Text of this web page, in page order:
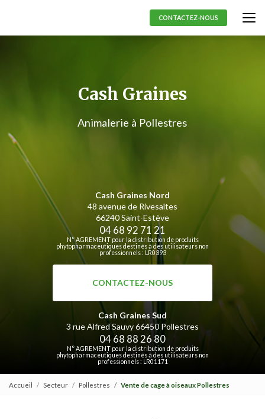
CONTACTEZ-NOUS
Cash Graines
Animalerie à Pollestres
Cash Graines Nord
48 avenue de Rivesaltes
66240 Saint-Estève
04 68 92 71 21
N° AGREMENT pour la distribution de produits
phytopharmaceutiques destinés à des utilisateurs non
professionnels : LR0393
CONTACTEZ-NOUS
Cash Graines Sud
3 rue Alfred Sauvy66450 Pollestres
04 68 88 26 80
N° AGREMENT pour la distribution de produits
phytopharmaceutiques destinés à des utilisateurs non
professionnels : LR01171
Accueil Secteur Pollestres Vente de cage à oiseaux Pollestres